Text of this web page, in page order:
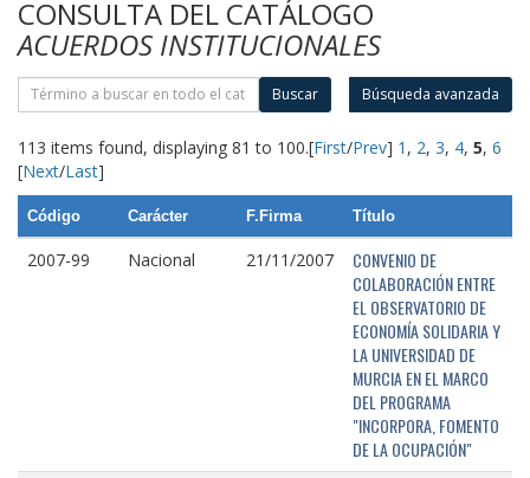
CONSULTA DEL CATÁLOGO
ACUERDOS INSTITUCIONALES
Buscar Búsqueda avanzada
113 items found, displaying 81 to 100.[First/Prev] 1 , 2, 3, 4, 5, 6
[Next/Last]
Código Carácter F.Firma Título
2007-99 Nacional 21/11/2007
CONVENIO DE
COLABORACIÓN ENTRE
EL OBSERVATORIO DE
ECONOMÍA SOLIDARIA Y
LA UNIVERSIDAD DE
MURCIA EN EL MARCO
DEL PROGRAMA
"INCORPORA, FOMENTO
DE LA OCUPACIÓN"